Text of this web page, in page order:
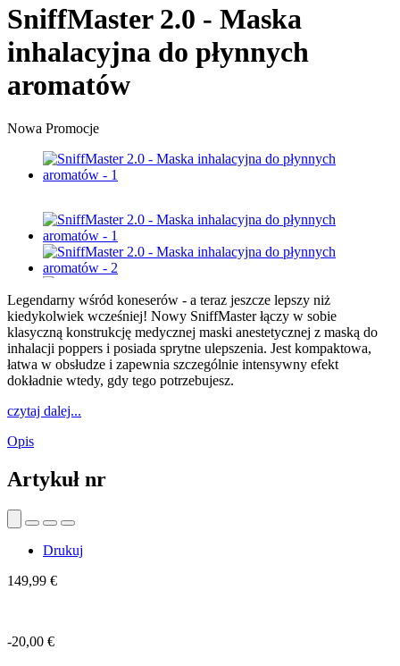
SniffMaster 2.0 - Maska
inhalacyjna do płynnych
aromatów
Nowa Promocje
Legendarny wśród koneserów - a teraz jeszcze lepszy niż
kiedykolwiek wcześniej! Nowy SniffMaster łączy w sobie
klasyczną konstrukcję medycznej maski anestetycznej z maską do
inhalacji poppers i posiada sprytne ulepszenia. Jest kompaktowa,
łatwa w obsłudze i zapewnia szczególnie intensywny efekt
dokładnie wtedy, gdy tego potrzebujesz.
czytaj dalej...
Opis
Artykuł nr
Drukuj
149,99 €
-20,00 €